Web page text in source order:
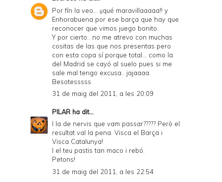
Por fín la veo... ¡¡qué maravillaaaaa!! y
Enhorabuena por ese barça que hay que
reconocer que vimos juego bonito.
Y por cierto.. no me atrevo con muchas
cositas de las que nos presentas pero
con esta copa sí porque total... como la
del Madrid se cayó al suelo pues si me
sale mal tengo excusa.. jajaaaa.
Besotesssss
31 de maig del 2011, a les 20:09
PILAR ha dit...
I la de nervis que vam passar????? Però el
resultat val la pena. Visca el Barça i
Visca Catalunya!
I el teu pastis tan maco i rebó.
Petons!
31 de maig del 2011, a les 22:54